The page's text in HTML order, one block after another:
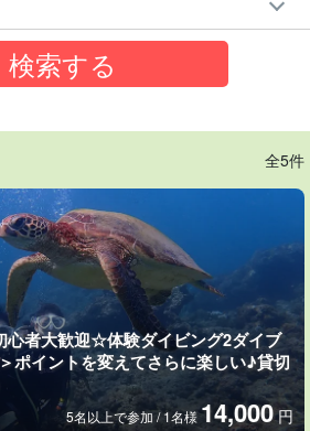
着日や最終日も参加OK！
なので 手ぶらで参加
たはスキマ時間に気軽に屋久島の海を楽
現地の一湊と宮之浦のお店2ヶ所にありま
全5件
心者大歓迎☆体験ダイビング2ダイブ
ポイントを変えてさらに楽しい♪貸切
5名以上で参加 / 1名様14,000 円